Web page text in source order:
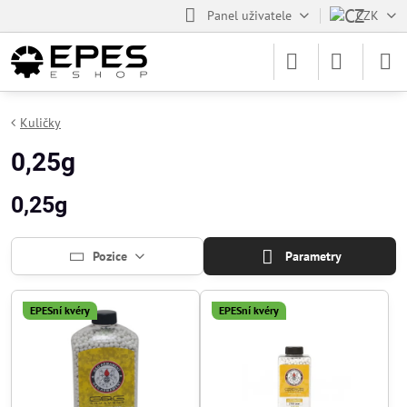
Panel uživatele CZK
Kuličky
0,25g
0,25g
Pozice Parametry
EPESní kvéry EPESní kvéry